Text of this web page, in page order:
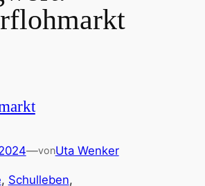
—vonUta Wenker
, Schulleben